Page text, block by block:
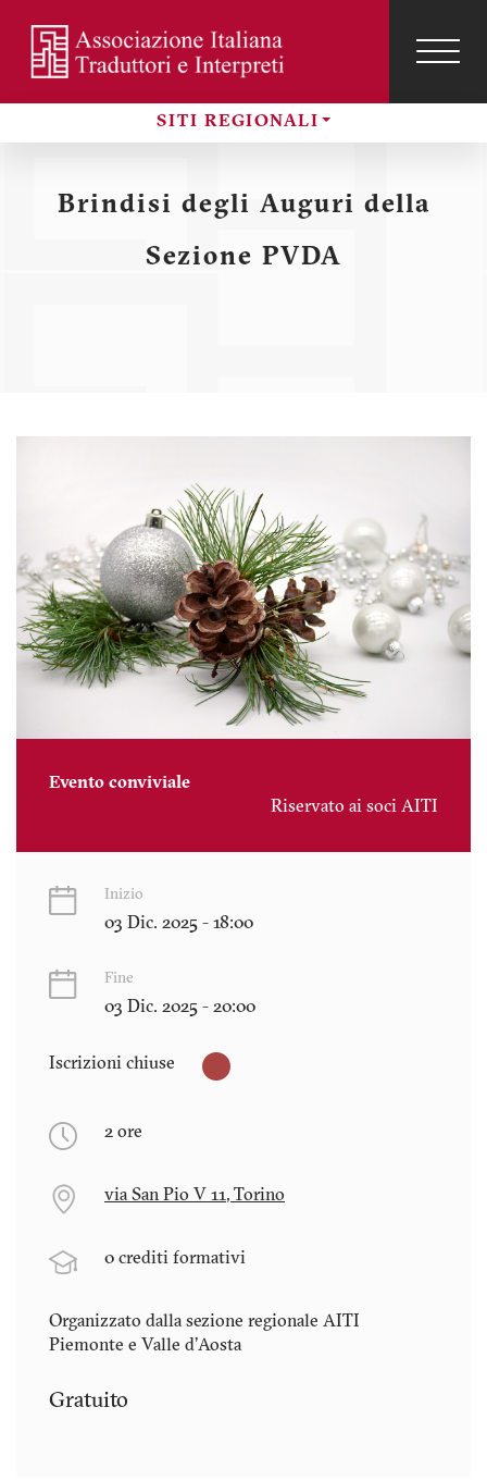
contenuto
principale
SITI REGIONALI
Menu
profilo
utente
Brindisi degli Auguri della
Sezione PVDA
Evento conviviale
Riservato ai soci AITI
Inizio
03 Dic. 2025 - 18:00
Fine
03 Dic. 2025 - 20:00
Iscrizioni chiuse
2 ore
via San Pio V 11, Torino
0 crediti formativi
Organizzato dalla sezione regionale AITI
Piemonte e Valle d'Aosta
Gratuito